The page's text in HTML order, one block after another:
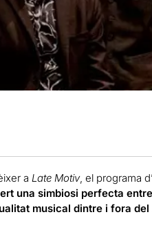
a Late Motiv, el programa
una simbiosi perfecta
musical dintre i fora del